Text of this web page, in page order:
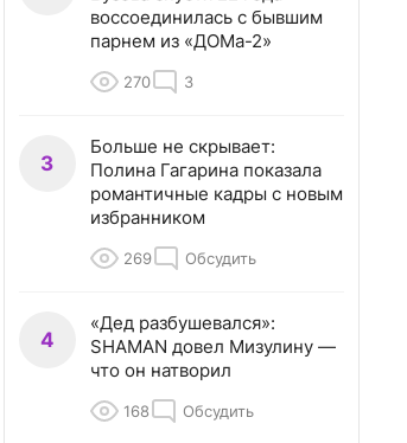
воссоединилась с бывшим
парнем из «ДОМа-2»
270 3
3
Больше не скрывает:
Полина Гагарина показала
романтичные кадры с новым
избранником
269 Обсудить
4
«Дед разбушевался»:
SHAMAN довел Мизулину —
что он натворил
168 Обсудить